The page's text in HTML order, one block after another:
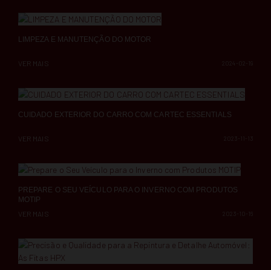
LIMPEZA E MANUTENÇÃO DO MOTOR
2024-02-19
VER MAIS
CUIDADO EXTERIOR DO CARRO COM CARTEC ESSENTIALS
VER MAIS
PREPARE O SEU VEÍCULO PARA O INVERNO COM PRODUTOS
MOTIP
VER MAIS